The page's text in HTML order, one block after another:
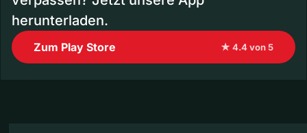
herunterladen.
Zum Play Store ★ 4.4 von 5